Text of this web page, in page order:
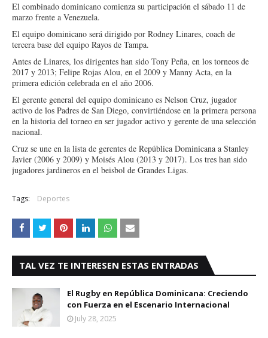
El combinado dominicano comienza su participación el sábado 11 de
marzo frente a Venezuela.
El equipo dominicano será dirigido por Rodney Linares, coach de
tercera base del equipo Rayos de Tampa.
Antes de Linares, los dirigentes han sido Tony Peña, en los torneos de
2017 y 2013; Felipe Rojas Alou, en el 2009 y Manny Acta, en la
primera edición celebrada en el año 2006.
El gerente general del equipo dominicano es Nelson Cruz, jugador
activo de los Padres de San Diego, convirtiéndose en la primera persona
en la historia del torneo en ser jugador activo y gerente de una selección
nacional.
Cruz se une en la lista de gerentes de República Dominicana a Stanley
Javier (2006 y 2009) y Moisés Alou (2013 y 2017). Los tres han sido
jugadores jardineros en el beisbol de Grandes Ligas.
Tags: Deportes
TAL VEZ TE INTERESEN ESTAS ENTRADAS
El Rugby en República Dominicana: Creciendo
con Fuerza en el Escenario Internacional
July 28, 2025